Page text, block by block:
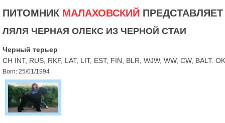
ПИТОМНИК МАЛАХОВСКИЙ ПРЕДСТАВЛЯЕТ
ЛЯЛЯ ЧЕРНАЯ ОЛЕКС ИЗ ЧЕРНОЙ СТАИ
Черный терьер
CH INT, RUS, RKF, LAT, LIT, EST, FIN, BLR, WJW, WW, CW, BALT.
Born: 25/01/1994